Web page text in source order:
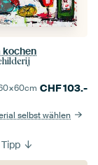
kochen
cm CHF103.-
selbst wählen